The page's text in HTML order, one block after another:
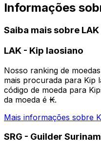
Informações
Saiba mais sobre LAK
LAK - Kip laosiano
Nosso ranking de
mais procurada para Kip
código de moeda para
da moeda é ₭.
Mais informações sobre
SRG - Guilder